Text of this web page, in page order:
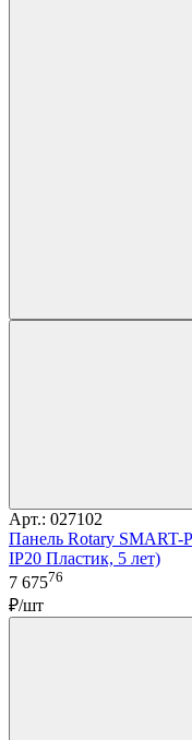
Арт.: 027102
Панель Rotary SMART-
IP20 Пластик, 5 лет)
7 67576
₽/шт